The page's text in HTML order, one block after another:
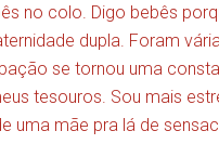
no colo. Digo bebês
dupla. Foram
se tornou uma
tesouros. Sou mais
uma mãe pra lá de